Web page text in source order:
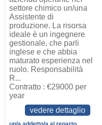
settore chimico un/una
Assistente di
produzione. La risorsa
ideale è un ingegnere
gestionale, che parli
inglese e che abbia
maturato esperienza nel
ruolo. Responsabilità
R...
Contratto : €29000 per
year
vedere dettaglio